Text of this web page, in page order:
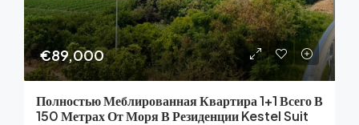
€89,000
Полностью Меблированная Квартира 1+1 Всего В
150 Метрах От Моря В Резиденции Kestel Suit